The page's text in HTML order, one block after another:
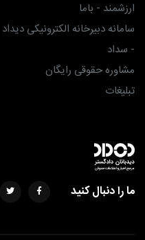
ارزشمند - باما
سامانه دبیرخانه الکترونیکی دیداد
- سداد
مشاوره حقوقی رایگان
تبلیغات
ما را دنبال کنید